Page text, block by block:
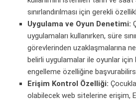
sınırlandırılması için gerekli
Uygulama ve Oyun Denetimi:
uygulamaları kullanırken, süre
görevlerinden uzaklaşmalarına
belirli uygulamalar ile oyunlar için
engelleme özelliğine
Erişim Kontrol Özelliği:
olabilecek web sitelerine erişim,